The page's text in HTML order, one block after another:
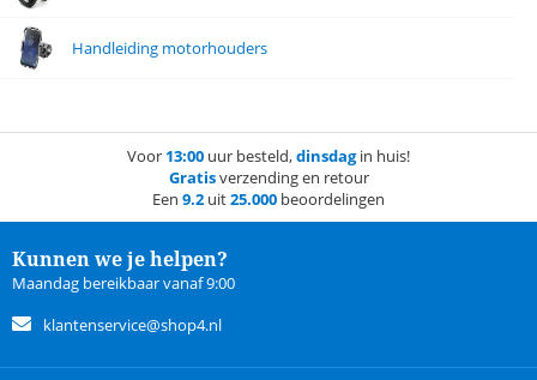
Handleiding motorhouders
Voor 13:00 uur besteld,dinsdagin huis!
Gratisverzending en retour
Een 9.2 uit25.000 beoordelingen
Kunnen we je helpen?
Maandag bereikbaar vanaf 9:00
klantenservice@shop4.nl